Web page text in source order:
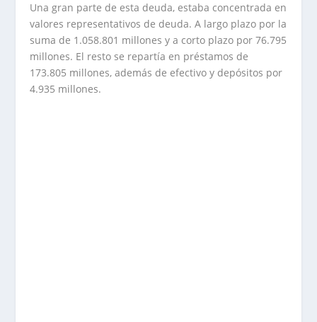
Una gran parte de esta deuda, estaba concentrada en
valores representativos de deuda. A largo plazo por la
suma de 1.058.801 millones y a corto plazo por 76.795
millones. El resto se repartía en préstamos de
173.805 millones, además de efectivo y depósitos por
4.935 millones.